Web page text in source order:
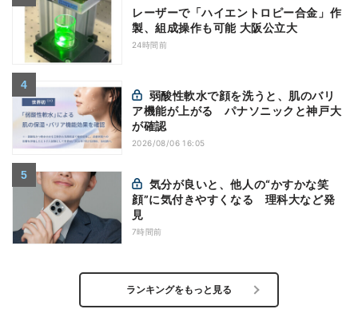
レーザーで「ハイエントロピー合金」作
製、組成操作も可能 大阪公立大
24時間前
ア機能が上がる パナソニックと神戸大
が確認
2026/08/06 16:05
顔”に気付きやすくなる 理科大など発
見
7時間前
ランキングをもっと見る